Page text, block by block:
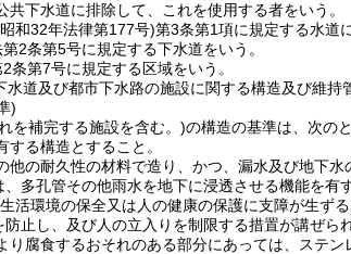
下水道に排除して、これを使用する者をいう。
和32年法律第177号)第3条第1項に規定する水道
2条第5号に規定する下水道をいう。
第7号に規定する区域をいう。
水道及び都市下水路の施設に関する構造及び維持
)
を補完する施設を含む。)の構造の基準は、次の
する構造とすること。
他の耐久性の材料で造り、かつ、漏水及び地下
多孔管その他雨水を地下に浸透させる機能を有
活環境の保全又は人の健康の保護に支障が生ず
止し、及び人の立入りを制限する措置が講ぜら
り腐食するおそれのある部分にあっては、ステ